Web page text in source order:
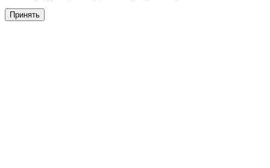
Принять